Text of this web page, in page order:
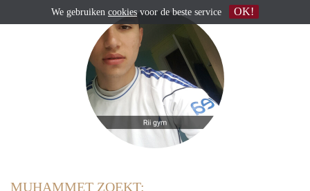
MUHAMMET ZOEKT:
We gebruiken cookies voor de beste service OK!